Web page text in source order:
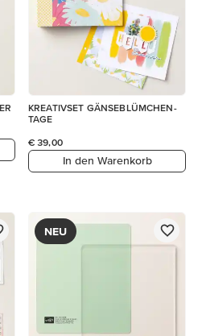
KREATIVSET GÄNSEBLÜMCHEN-
TAGE
€ 39,00
In den Warenkorb
NEU